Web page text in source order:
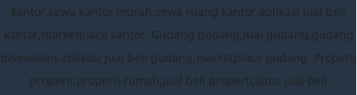
kantor,sewa kantor murah,sewa ruang kantor,aplikasi jual beli
kantor,marketplace kantor. Gudang gudang,jual gudang,gudang
disewakan,aplikasi jual beli gudang,marketplace gudang. Properti
properti,properti rumah,jual beli properti,situs jual beli